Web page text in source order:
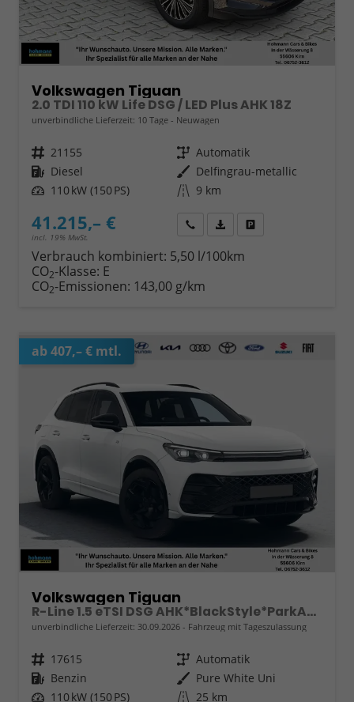
Volkswagen Tiguan
2.0 TDI 110 kW Life DSG / LED Plus AHK 18Z
unverbindliche Lieferzeit: 10 Tage Neuwagen
Fahrzeugnr. 21155 Getriebe Automatik
Kraftstoff Diesel Außenfarbe Delfingrau-metallic
Leistung 110 kW (150 PS) Kilometerstand 9 km
41.215,– €
incl. 19% MwSt.
Wir rufen Sie anFahrzeugexposé (PDF)
Verbrauch kombiniert: 5,50 l/100km
CO2-Klasse: E
CO2-Emissionen: 143,00 g/km
ab 407,– € mtl.
Volkswagen Tiguan
R-Line 1.5 eTSI DSG AHK*BlackStyle*ParkAsstPro*360° Kamera*Android Auto*Navi*SHZ*Matrix*HUD
unverbindliche Lieferzeit: 30.09.2026 Fahrzeug mit Tageszulassung
Fahrzeugnr. 17615 Getriebe Automatik
Kraftstoff Benzin Außenfarbe Pure White Uni
Leistung 110 kW (150 PS) Kilometerstand 25 km